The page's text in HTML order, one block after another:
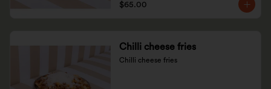
$65.00
Chilli cheese fries
Chilli cheese fries